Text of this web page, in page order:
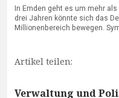
In Emden geht es um mehr
drei Jahren könnte sich das
Millionenbereich bewegen.
Artikel teilen:
Verwaltung und